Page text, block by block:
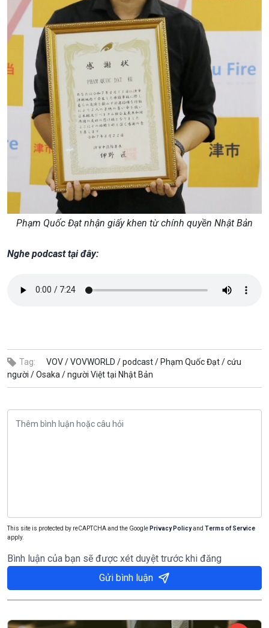
Phạm Quốc Đạt nhận giấy khen từ chính quyền Nhật Bản
Nghe podcast tại đây:
Tag: VOV /VOVWORLD /podcast /Phạm Quốc Đạt /cứu
người /Osaka /người Việt tại Nhật Bản
This site is protected by reCAPTCHA and the Google Privacy Policyand Terms of Service
apply.
Bình luận của bạn sẽ được xét duyệt trước khi đăng
Gửi bình luận